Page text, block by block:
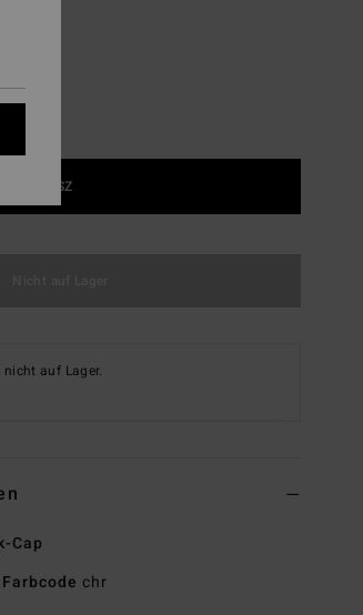
1SZ
auf Lager.
Cap
Farbcode chr